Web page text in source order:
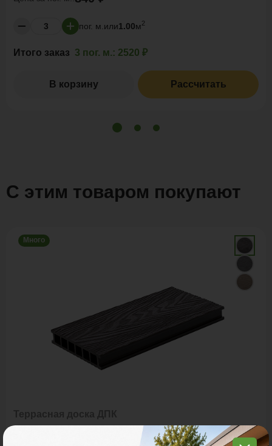
пог. м. или1.00м2
Итого заказ 3 пог. м.: 2520 ₽
В корзину Рассчитать
С этим товаром покупают
Много